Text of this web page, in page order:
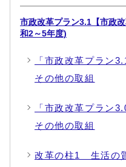
市政改革プラン3.1【市政
和2～5年度)
「市政改革プラン
その他の取組
「市政改革プラン
その他の取組
改革の柱1 生活の